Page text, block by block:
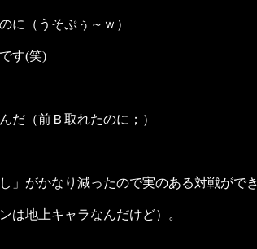
に（うそぷぅ～ｗ）
す(笑)
だ（前Ｂ取れたのに；）
がかなり減ったので実のある対戦がで
は地上キャラなんだけど）。